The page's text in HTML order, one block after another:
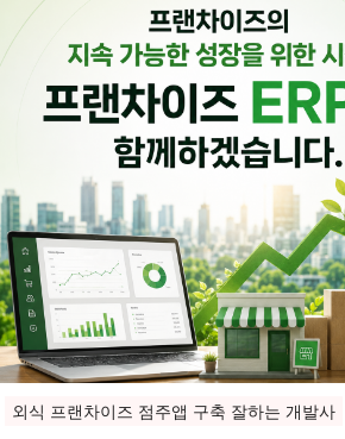
외식 프랜차이즈 점주앱 구축 잘하는 개발사